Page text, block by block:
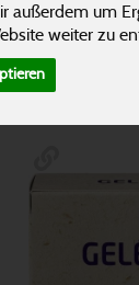
außerdem um
weiter zu
Allergene